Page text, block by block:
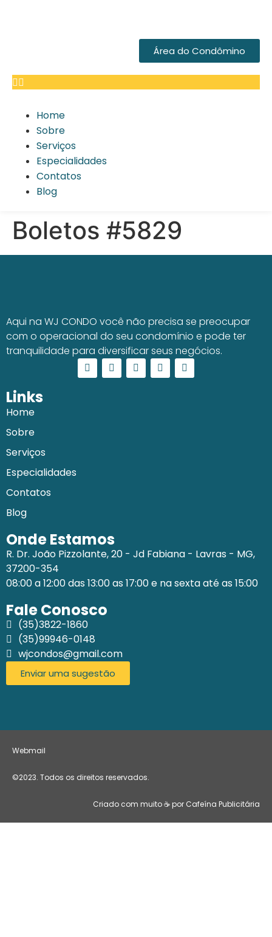
Área do Condômino
Home
Sobre
Serviços
Especialidades
Contatos
Blog
Boletos #5829
Aqui na WJ CONDO você não precisa se preocupar
com o operacional do seu condomínio e pode ter
tranquilidade para diversificar seus negócios.
Links
Home
Sobre
Serviços
Especialidades
Contatos
Blog
Onde Estamos
R. Dr. João Pizzolante, 20 - Jd Fabiana - Lavras - MG,
37200-354
08:00 a 12:00 das 13:00 as 17:00 e na sexta até as 15:00
Fale Conosco
(35)3822-1860
(35)99946-0148
wjcondos@gmail.com
Enviar uma sugestão
Webmail
©2023. Todos os direitos reservados.
Criado com muito ☕ por Cafeína Publicitária